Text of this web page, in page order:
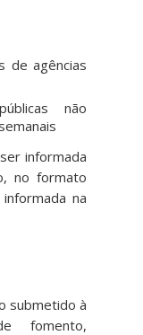
de agências
não
informada
no formato
na
submetido à
fomento,